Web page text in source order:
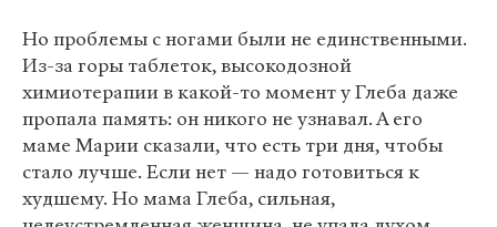
Но проблемы с ногами были не единственными.
Из-за горы таблеток, высокодозной
химиотерапии в какой-то момент у Глеба даже
пропала память: он никого не узнавал. А его
маме Марии сказали, что есть три дня, чтобы
стало лучше. Если нет — надо готовиться к
худшему. Но мама Глеба, сильная,